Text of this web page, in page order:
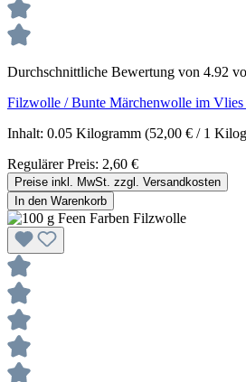
Durchschnittliche Bewertung von 4.92
Filzwolle / Bunte Märchenwolle im Vlies
Inhalt: 0.05 Kilogramm (52,00 € / 1
Regulärer Preis: 2,60 €
Preise inkl. MwSt. zzgl. Versandkosten
In den Warenkorb